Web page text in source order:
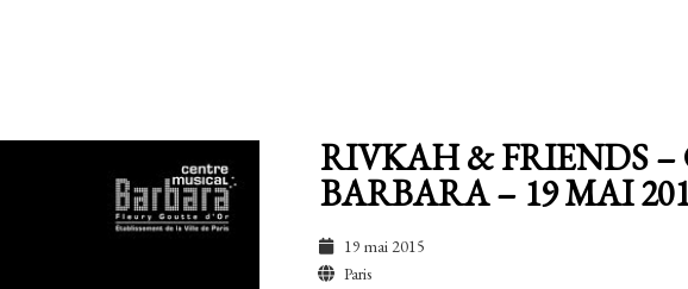
RIVKAH & FRIENDS –
BARBARA – 19 MAI
19 mai 2015
Paris